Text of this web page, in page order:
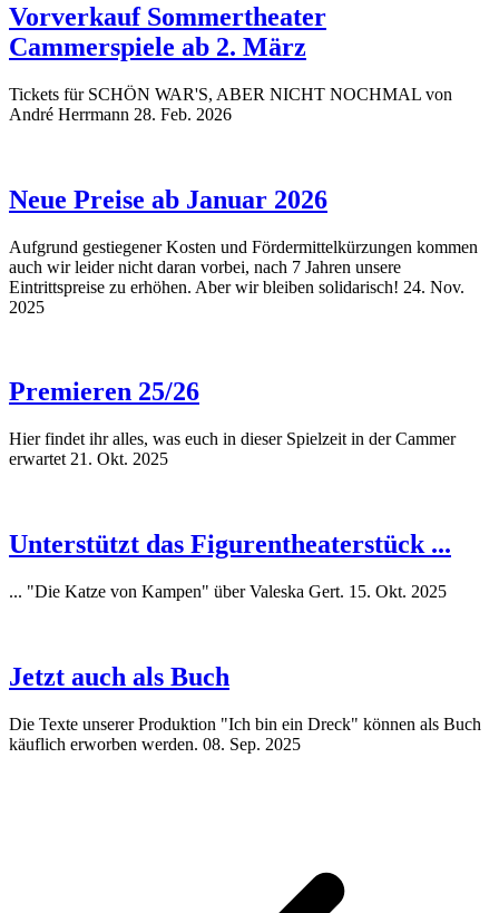
Vorverkauf Sommertheater
Cammerspiele ab 2. März
Tickets für SCHÖN WAR'S, ABER NICHT NOCHMAL von
André Herrmann 28. Feb. 2026
Neue Preise ab Januar 2026
Aufgrund gestiegener Kosten und Fördermittelkürzungen kommen
auch wir leider nicht daran vorbei, nach 7 Jahren unsere
Eintrittspreise zu erhöhen. Aber wir bleiben solidarisch! 24. Nov.
2025
Premieren 25/26
Hier findet ihr alles, was euch in dieser Spielzeit in der Cammer
erwartet 21. Okt. 2025
Unterstützt das Figurentheaterstück ...
... "Die Katze von Kampen" über Valeska Gert. 15. Okt. 2025
Jetzt auch als Buch
Die Texte unserer Produktion "Ich bin ein Dreck" können als Buch
käuflich erworben werden. 08. Sep. 2025